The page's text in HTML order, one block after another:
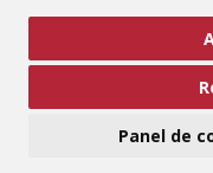
mejorar el
Si acepta pulsando
consideramos que
ninguna acción, se
Panel de